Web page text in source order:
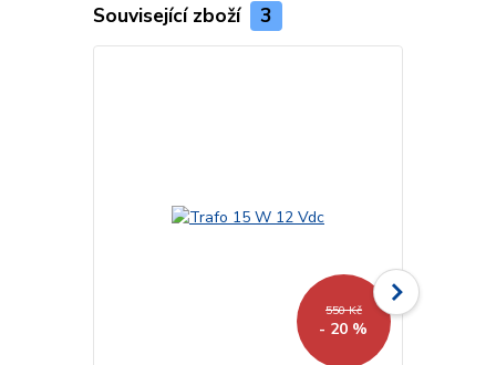
Související zboží 3
550 Kč
- 20 %